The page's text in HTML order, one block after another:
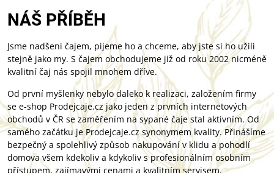
NÁŠ PŘÍBĚH
Jsme nadšeni čajem, pijeme ho a chceme, aby jste si ho užili
stejně jako my. S čajem obchodujeme již od roku 2002 nicméně
kvalitní čaj nás spojil mnohem dříve.
Od první myšlenky nebylo daleko k realizaci, založením firmy
se e-shop Prodejcaje.cz jako jeden z prvních internetových
obchodů v ČR se zaměřením na sypané čaje stal aktivním. Od
samého začátku je Prodejcaje.cz synonymem kvality. Přinášíme
bezpečný a spolehlivý způsob nakupování v klidu a pohodlí
domova všem kdekoliv a kdykoliv s profesionálním osobním
přístupem, zajímavými cenami a kvalitním servisem.